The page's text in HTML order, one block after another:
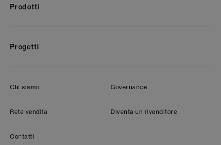
Prodotti
Progetti
Chi siamo Governance
Rete vendita Diventa un rivenditore
Contatti